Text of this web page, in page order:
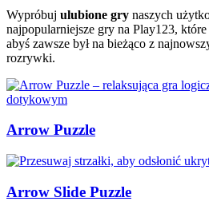
Wypróbuj ulubione gry naszych
najpopularniejsze gry na Play123,
abyś zawsze był na bieżąco z
rozrywki.
Arrow Puzzle
Arrow Slide Puzzle